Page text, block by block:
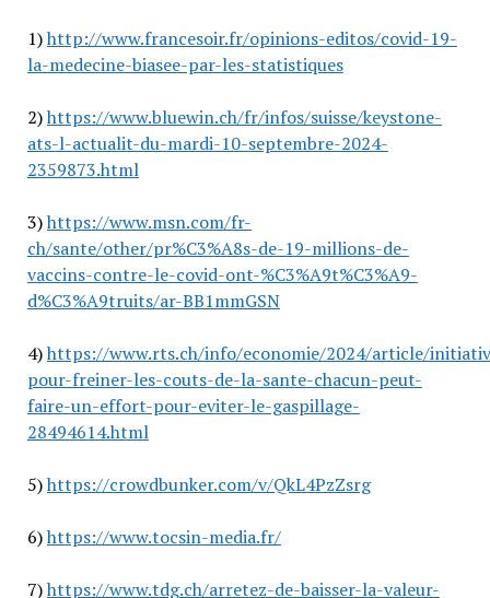
1)http://www.francesoir.fr/opinions-editos/covid-19-
la-medecine-biasee-par-les-statistiques
2)https://www.bluewin.ch/fr/infos/suisse/keystone-
ats-l-actualit-du-mardi-10-septembre-2024-
2359873.html
3)https://www.msn.com/fr-
ch/sante/other/pr%C3%A8s-de-19-millions-de-
vaccins-contre-le-covid-ont-%C3%A9t%C3%A9-
d%C3%A9truits/ar-BB1mmGSN
4)https://www.rts.ch/info/economie/2024/article/
pour-freiner-les-couts-de-la-sante-chacun-peut-
faire-un-effort-pour-eviter-le-gaspillage-
28494614.html
5)https://crowdbunker.com/v/QkL4PzZsrg
6)https://www.tocsin-media.fr/
7)https://www.tdg.ch/arretez-de-baisser-la-valeur-